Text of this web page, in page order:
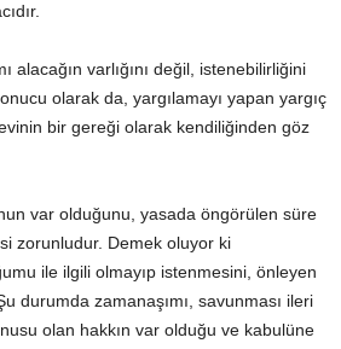
alacağın varlığını değil, istenebilirliğini
olarak da, yargılamayı yapan yargıç
bir gereği olarak kendiliğinden göz
var olduğunu, yasada öngörülen süre
zorunludur. Demek oluyor ki
ile ilgili olmayıp istenmesini, önleyen
durumda zamanaşımı, savunması ileri
olan hakkın var olduğu ve kabulüne